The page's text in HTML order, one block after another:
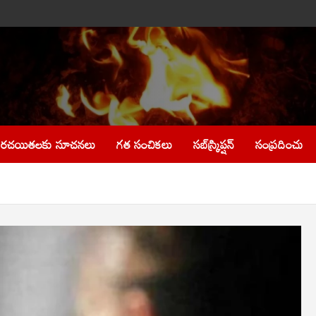
రచయితలకు సూచనలు గత సంచికలు సబ్‌స్క్రిప్షన్ సంప్రదించు